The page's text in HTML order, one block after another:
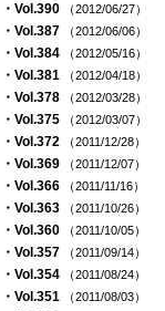
・Vol.390 （2012/06/27）
・Vol.387 （2012/06/06）
・Vol.384 （2012/05/16）
・Vol.381 （2012/04/18）
・Vol.378 （2012/03/28）
・Vol.375 （2012/03/07）
・Vol.372 （2011/12/28）
・Vol.369 （2011/12/07）
・Vol.366 （2011/11/16）
・Vol.363 （2011/10/26）
・Vol.360 （2011/10/05）
・Vol.357 （2011/09/14）
・Vol.354 （2011/08/24）
・Vol.351 （2011/08/03）